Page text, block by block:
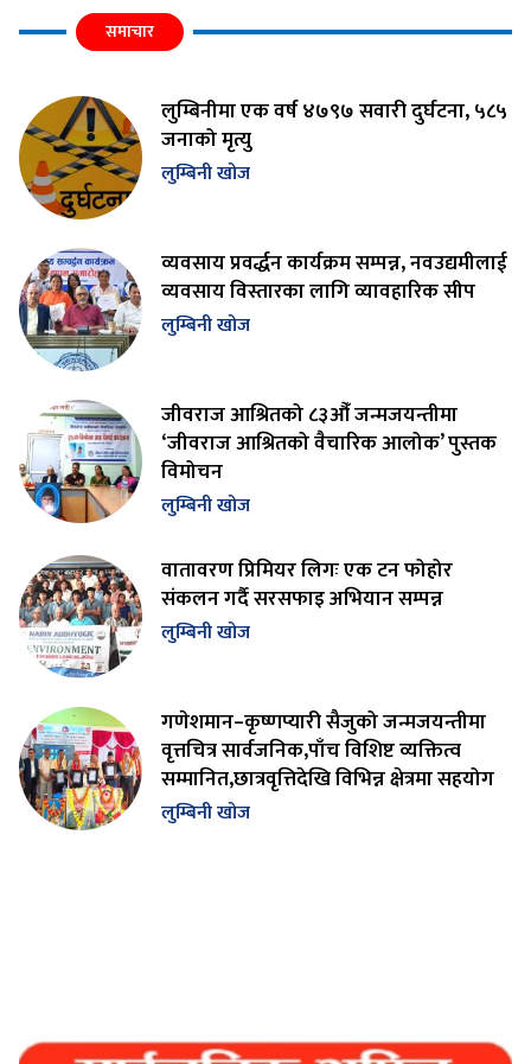
समाचार
लुम्बिनीमा एक वर्ष ४७९७ सवारी दुर्घटना, ५८५
जनाको मृत्यु
लुम्बिनी खोज
व्यवसाय प्रवर्द्धन कार्यक्रम सम्पन्न, नवउद्यमीलाई
व्यवसाय विस्तारका लागि व्यावहारिक सीप
लुम्बिनी खोज
जीवराज आश्रितको ८३औँ जन्मजयन्तीमा
‘जीवराज आश्रितको वैचारिक आलोक’ पुस्तक
विमोचन
लुम्बिनी खोज
वातावरण प्रिमियर लिगः एक टन फोहोर
संकलन गर्दै सरसफाइ अभियान सम्पन्न
लुम्बिनी खोज
गणेशमान–कृष्णप्यारी सैजुको जन्मजयन्तीमा
वृत्तचित्र सार्वजनिक,पाँच विशिष्ट व्यक्तित्व
सम्मानित,छात्रवृत्तिदेखि विभिन्न क्षेत्रमा सहयोग
लुम्बिनी खोज